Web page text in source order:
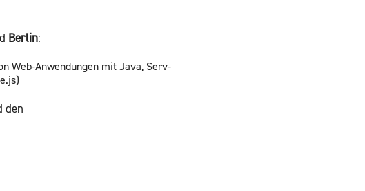
Ber­lin:
Web-An­wen­dun­gen mit Java, Ser­v­
den